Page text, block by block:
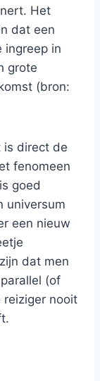
Het
dat een
ingreep in
grote
(bron:
is direct de
fenomeen
goed
universum
een nieuw
dat men
(of
reiziger nooit